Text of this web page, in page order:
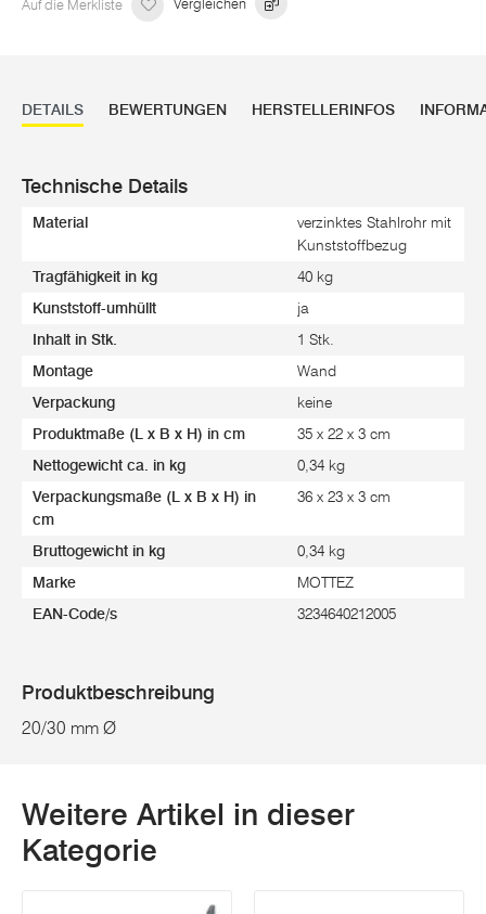
DETAILS BEWERTUNGEN HERSTELLERINFOS
Technische Details
Material
verzinktes Stahlrohr mit
Kunststoffbezug
Tragfähigkeit in kg 40 kg
Kunststoff-umhüllt ja
Inhalt in Stk. 1 Stk.
Montage Wand
Verpackung keine
Produktmaße (L x B x H) in cm 35 x 22 x 3 cm
Nettogewicht ca. in kg 0,34 kg
Verpackungsmaße (L x B x H) in
cm
36 x 23 x 3 cm
Bruttogewicht in kg 0,34 kg
Marke MOTTEZ
EAN-Code/s 3234640212005
Produktbeschreibung
20/30 mm Ø
Weitere Artikel in dieser
Kategorie